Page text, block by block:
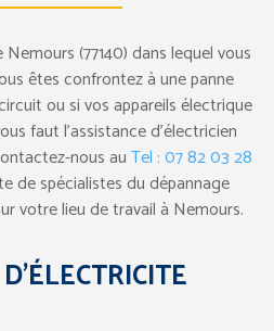
(77140) dans lequel vous
êtes confrontez à une panne
ou si vos appareils électrique
faut l’assistance d’électricien
nous auTel : 07 82 03 28
de spécialistes du dépannage
votre lieu de travail à Nemours.